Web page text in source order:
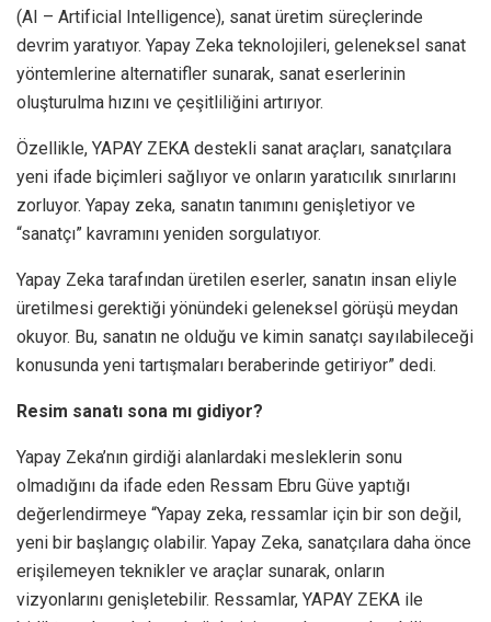
(AI – Artificial Intelligence), sanat üretim süreçlerinde
devrim yaratıyor. Yapay Zeka teknolojileri, geleneksel sanat
yöntemlerine alternatifler sunarak, sanat eserlerinin
oluşturulma hızını ve çeşitliliğini artırıyor.
Özellikle, YAPAY ZEKA destekli sanat araçları, sanatçılara
yeni ifade biçimleri sağlıyor ve onların yaratıcılık sınırlarını
zorluyor. Yapay zeka, sanatın tanımını genişletiyor ve
“sanatçı” kavramını yeniden sorgulatıyor.
Yapay Zeka tarafından üretilen eserler, sanatın insan eliyle
üretilmesi gerektiği yönündeki geleneksel görüşü meydan
okuyor. Bu, sanatın ne olduğu ve kimin sanatçı sayılabileceği
konusunda yeni tartışmaları beraberinde getiriyor” dedi.
Resim sanatı sona mı gidiyor?
Yapay Zeka’nın girdiği alanlardaki mesleklerin sonu
olmadığını da ifade eden Ressam Ebru Güve yaptığı
değerlendirmeye “Yapay zeka, ressamlar için bir son değil,
yeni bir başlangıç olabilir. Yapay Zeka, sanatçılara daha önce
erişilemeyen teknikler ve araçlar sunarak, onların
vizyonlarını genişletebilir. Ressamlar, YAPAY ZEKA ile